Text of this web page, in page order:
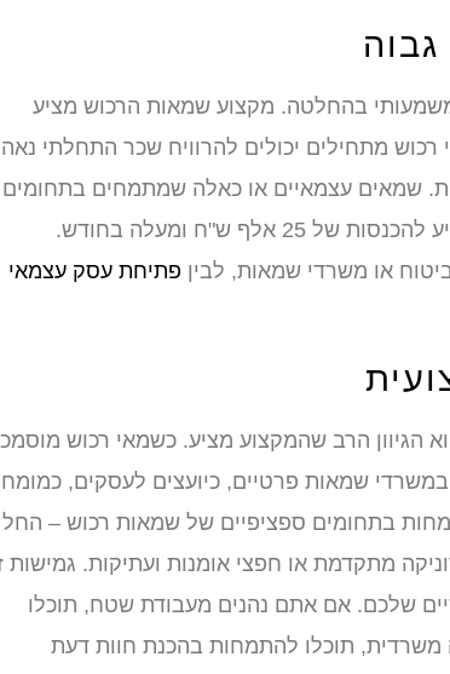
בהחלטה. מקצוע שמאות הרכוש מציע
רכוש מתחילים יכולים להרוויח שכר התחלתי נאה
שמאים עצמאיים או כאלה שמתמחים בתחומים
ייחודיים כמו אומנות, אלקטרוניקה יקרה או ציוד תעשייתי, יכולים להגיע להכנסות של 25 אלף ש"ח ומעלה בחודש.
או משרדי שמאות, לבין פתיחת עסק עצמאי
הגיוון הרב שהמקצוע מציע. כשמאי רכוש
שמאות פרטיים, כיועצים לעסקים,
בתחומים ספציפיים של שמאות רכוש – החל
מתקדמת או חפצי אומנות ועתיקות. גמישות
שלכם. אם אתם נהנים מעבודת שטח, תוכלו
תוכלו להתמחות בהכנת חוות דעת